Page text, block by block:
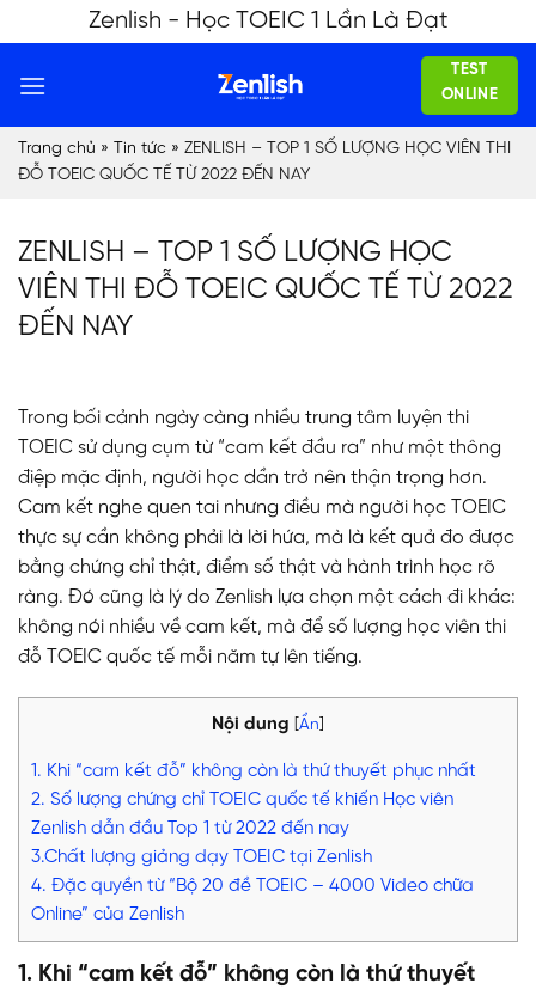
to
content
Zenlish - Học TOEIC 1 Lần Là Đạt
TEST
ONLINE
Trang chủ » Tin tức » ZENLISH – TOP 1 SỐ LƯỢNG HỌC VIÊN THI
ĐỖ TOEIC QUỐC TẾ TỪ 2022 ĐẾN NAY
ZENLISH – TOP 1 SỐ LƯỢNG HỌC
VIÊN THI ĐỖ TOEIC QUỐC TẾ TỪ 2022
ĐẾN NAY
Trong bối cảnh ngày càng nhiều trung tâm luyện thi
TOEIC sử dụng cụm từ “cam kết đầu ra” như một thông
điệp mặc định, người học dần trở nên thận trọng hơn.
Cam kết nghe quen tai nhưng điều mà người học TOEIC
thực sự cần không phải là lời hứa, mà là kết quả đo được
bằng chứng chỉ thật, điểm số thật và hành trình học rõ
ràng. Đó cũng là lý do Zenlish lựa chọn một cách đi khác:
không nói nhiều về cam kết, mà để số lượng học viên thi
đỗ TOEIC quốc tế mỗi năm tự lên tiếng.
Nội dung Ẩn
1. Khi “cam kết đỗ” không còn là thứ thuyết phục nhất
2. Số lượng chứng chỉ TOEIC quốc tế khiến Học viên
Zenlish dẫn đầu Top 1 từ 2022 đến nay
3.Chất lượng giảng dạy TOEIC tại Zenlish
4. Đặc quyền từ “Bộ 20 đề TOEIC – 4000 Video chữa
Online” của Zenlish
1. Khi “cam kết đỗ” không còn là thứ thuyết